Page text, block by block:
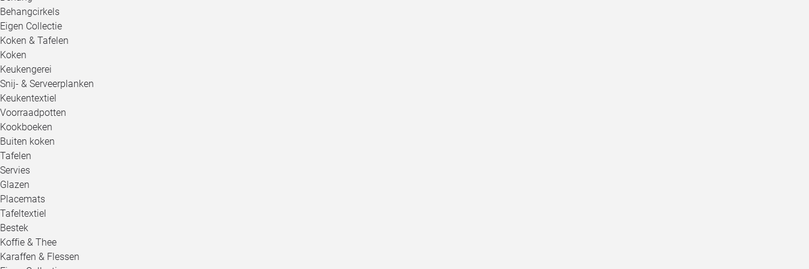
Behangcirkels
Eigen Collectie
Koken & Tafelen
Koken
Keukengerei
Snij- & Serveerplanken
Keukentextiel
Voorraadpotten
Kookboeken
Buiten koken
Tafelen
Servies
Glazen
Placemats
Tafeltextiel
Bestek
Koffie & Thee
Karaffen & Flessen